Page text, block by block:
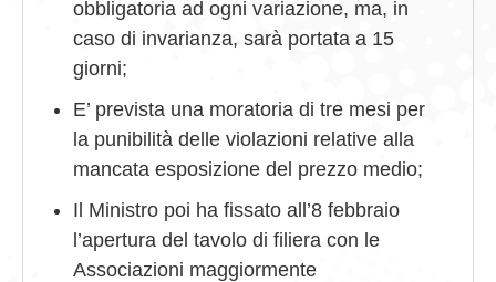
obbligatoria ad ogni variazione, ma, in
caso di invarianza, sarà portata a 15
giorni;
E’ prevista una moratoria di tre mesi per
la punibilità delle violazioni relative alla
mancata esposizione del prezzo medio;
Il Ministro poi ha fissato all’8 febbraio
l’apertura del tavolo di filiera con le
Associazioni maggiormente